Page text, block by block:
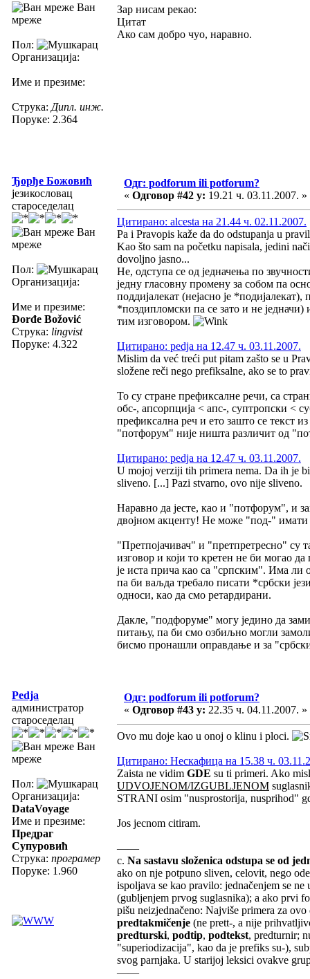
Ван
мреже
Пол:
Организација:
Име и презиме:
Струка: Дипл. инж.
Поруке: 2.364
Зар нисам рекао:
Цитат
Ако сам добро чуо, наравно.
Ђорђе Божовић
језикословац
староседелац
Ван
мреже
Пол:
Организација:
Име и презиме:
Đorđe Božović
Струка: lingvist
Поруке: 4.322
Одг: podforum ili potforum?
« Одговор #42 у: 19.21 ч. 03.11.2007. »
Цитирано: alcesta на 21.44 ч. 02.11.2007.
Pa i Pravopis kaže da do odstupanja u
Kao što sam na početku napisala, jedini
dovoljno jasno...
Не, одступа се од једначења по
једну гласовну промену за собом па
поддијалекат (нејасно је
*поздипломски па се зато и не
тим изговором.
Цитирано: pedja на 12.47 ч. 03.11.2007.
Mislim da već treći put pitam zašto se u
složene reči nego prefiksalne, ako se to
То су стране префиксалне речи, са
обс-, апсорпција < апс-, суптропски <
префиксална реч и ето зашто се текст
"потфорум" није ништа различит од
Цитирано: pedja на 12.47 ч. 03.11.2007.
U mojoj verziji tih primera nema. Da ih je
sliveno. [...] Pazi stvarno, ovo nije sliveno.
Наравно да јесте, као и "потфорум", и
двојном акценту! Не може "под-"
"Претпојачивач" и "претпретресно" су
изговор и који то кретен не би могао
је иста прича као са "српским". Има ли
па би ваљда требало писати *србски
односи, као да смо ретардирани.
Дакле, "подфоруме" могу једино да
питању, па би смо озбиљно могли
бисмо пронашли оправдање и за
Pedja
администратор
староседелац
Ван
мреже
Пол:
Организација:
DataVoyage
Име и презиме:
Предраг
Супуровић
Струка: програмер
Поруке: 1.960
Одг: podforum ili potforum?
« Одговор #43 у: 22.35 ч. 04.11.2007. »
Ovo mu doje kao u onoj o klinu i ploci.
Цитирано: Нескафица на 15.38 ч.
Zaista ne vidim GDE su ti primeri. Ako
UDVOJENOM/IZGUBLJENOM
STRANI osim "nusprostorija, nusprihod"
Jos jecnom citiram.
——
c. Na sastavu složenica odstupa se od
ako on nje potpuno sliven, celovit, nego
ispoljava se kao pravilo: jednačenjem se
(gubljenjem prvog suglasnika); a ako prvi
pišu neizjednačeno: Najviše primera za
predtakmičenje (ne prett-, a nije
predturski, podtip, podtekst, predturnir;
"superiodizacija", kao da je prefiks su-),
svog parnjaka. U starijoj leksici ovakve
——